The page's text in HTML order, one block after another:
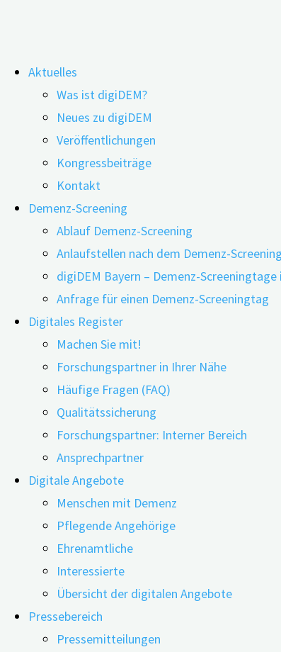
Inhalt
springen
Aktuelles
Was ist digiDEM?
Neues zu digiDEM
Veröffentlichungen
Kongressbeiträge
Kontakt
Demenz-Screening
Ablauf Demenz-Screening
Anlaufstellen nach dem Demenz-Screening
digiDEM Bayern – Demenz-Screeningtage
Anfrage für einen Demenz-Screeningtag
Digitales Register
Machen Sie mit!
Forschungspartner in Ihrer Nähe
Häufige Fragen (FAQ)
Qualitätssicherung
Forschungspartner: Interner Bereich
Ansprechpartner
Digitale Angebote
Menschen mit Demenz
Pflegende Angehörige
Ehrenamtliche
Interessierte
Übersicht der digitalen Angebote
Pressebereich
Pressemitteilungen
Lecanemab: digiDEM Bayern
Deutschland
05.12.202411.06.2026
Das neue Alzheimer-Medikament
ein Fachgremium der Europäische
welche Patientengruppen erfüllen die
Der neue Wirkstoff Lecanemab ist ein
Proteine. Diese werden mit der Zerstörung von
Bereits im Jahr 2023 hat die US-amerikanische